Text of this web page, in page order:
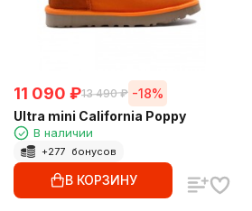
11 090 ₽13 490 ₽ -18%
Ultra mini California Poppy
В наличии
+277 бонусов
В КОРЗИНУ